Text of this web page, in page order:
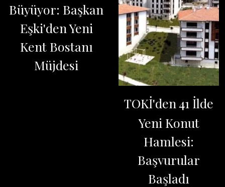
Büyüyor: Başkan
Eşki'den Yeni
Kent Bostanı
Müjdesi
TOKİ'den 41 İlde
Yeni Konut
Hamlesi:
Başvurular
Başladı